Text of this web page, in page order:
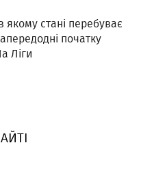
якому стані перебуває
початку
Ліги